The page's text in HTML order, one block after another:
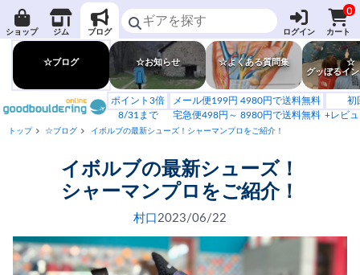
ショップ ジム ブログ ログイン
0
カート
☆ブログ ☆お知らせ ☆よくある質問集
☆
グッぼるイ
ポイント3倍
8/31まで
メール便199円 4980円で送料無料
宅急便498円～ 8980円で送料無料
初
+レビ
トップ ☆ブログ イボルブの最新シューズ！シャーマンプロをご紹介！
イボルブの最新シューズ！
シャーマンプロをご紹介！
村口 2023/06/22